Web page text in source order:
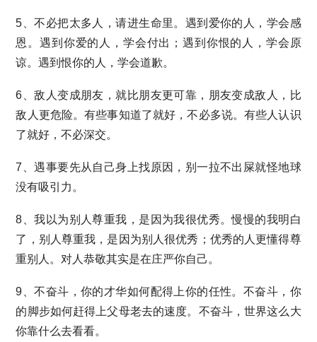
5、不必把太多人，请进生命里。遇到爱你的人，学会感
恩。遇到你爱的人，学会付出；遇到你恨的人，学会原
谅。遇到恨你的人，学会道歉。
6、敌人变成朋友，就比朋友更可靠，朋友变成敌人，比
敌人更危险。有些事知道了就好，不必多说。有些人认识
了就好，不必深交。
7、遇事要先从自己身上找原因，别一拉不出屎就怪地球
没有吸引力。
8、我以为别人尊重我，是因为我很优秀。慢慢的我明白
了，别人尊重我，是因为别人很优秀；优秀的人更懂得尊
重别人。对人恭敬其实是在庄严你自己。
9、不奋斗，你的才华如何配得上你的任性。不奋斗，你
的脚步如何赶得上父母老去的速度。不奋斗，世界这么大
你靠什么去看看。